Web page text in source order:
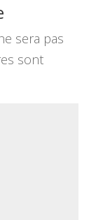
sera pas
sont